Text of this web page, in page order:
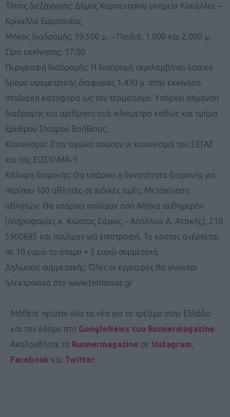
Τόπος διεξαγωγής: Δήμος Καρπενησίου μνημείο Κοκάλλια –
Κρίκελλο Ευρυτανίας
Μήκος διαδρομής: 19.500 μ. – Παιδιά: 1.000 και 2.000 μ.
Ώρα εκκίνησης: 17:00
Περιγραφή διαδρομής: Η διαδρομή περιλαμβάνει δασικό
δρόμο υψομετρικής διαφοράς 1.430 μ. στην εκκίνηση
σταδιακή κατηφόρα ως τον τερματισμό. Υπάρχει σήμανση
διαδρομής και αρίθμηση ανά χιλιόμετρο καθώς και τμήμα
Ερυθρού Σταυρού Βοήθειας.
Κανονισμοί: Στον αγώνα ισχύουν οι κανονισμοί του ΣΕΓΑΣ
και της ΕΟΣΥΛΜΑ-Υ
Κάλυψη διαμονής: Θα υπάρχει η δυνατότητα διαμονής για
περίπου 100 αθλητές σε ειδικές τιμές. Μετακίνηση
αθλητών: Θα υπάρχει πούλμαν από Αθήνα αυθημερόν
(πληροφορίες κ. Κώστας Σάμιος – Απόλλων Δ. Αττικής), 210
5900685 και πούλμαν για επιστροφή. Το κόστος ανέρχεται
σε 10 ευρώ το άτομο + 5 ευρώ συμμετοχή.
Δηλώσεις συμμετοχής: Όλες οι εγγραφές θα γίνονται
ηλεκτρονικά στο www.telmissos.gr
Μάθετε πρώτοι όλα τα νέα για το τρέξιμο στην Ελλάδα
και τον κόσμο στο GoogleNews του Runnermagazine.
Ακολουθήστε το Runnermagazine σε Instagram,
Facebook και Twitter.